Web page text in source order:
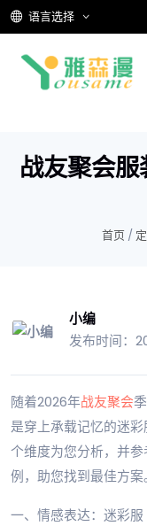
语言选择
战友聚会
首页 /
小编
发布时间：
随着2026年战友聚会
是穿上承载记忆的迷
个维度为您分析，并参
例，助您找到最佳方案。
一、情感表达：迷彩